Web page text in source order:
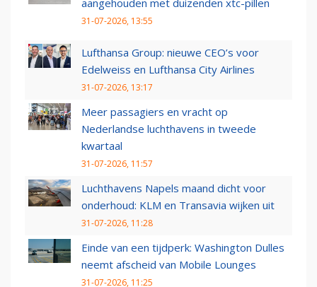
aangehouden met duizenden xtc-pillen
31-07-2026, 13:55
Lufthansa Group: nieuwe CEO’s voor
Edelweiss en Lufthansa City Airlines
31-07-2026, 13:17
Meer passagiers en vracht op
Nederlandse luchthavens in tweede
kwartaal
31-07-2026, 11:57
Luchthavens Napels maand dicht voor
onderhoud: KLM en Transavia wijken uit
31-07-2026, 11:28
Einde van een tijdperk: Washington Dulles
neemt afscheid van Mobile Lounges
31-07-2026, 11:25